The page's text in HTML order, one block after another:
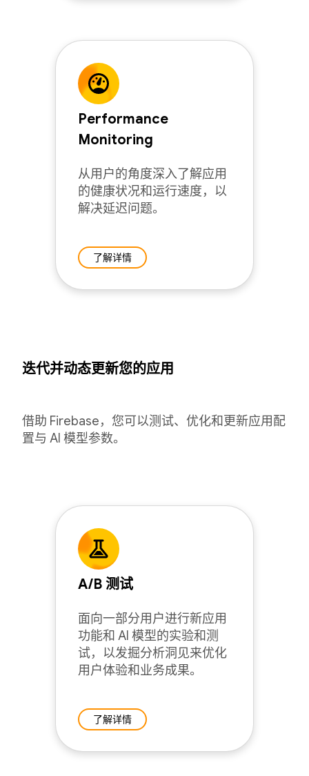
Performance
Monitoring
从用户的角度深入了解应用
的健康状况和运行速度，以
解决延迟问题。
了解详情
迭代并动态更新您的应用
借助 Firebase，您可以测试、优化和更新应用配
置与 AI 模型参数。
A/B 测试
面向一部分用户进行新应用
功能和 AI 模型的实验和测
试，以发掘分析洞见来优化
用户体验和业务成果。
了解详情